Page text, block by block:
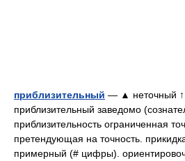
приблизительный — ▲ неточный ↑
приблизительный заведомо
приблизительность ограниченная
претендующая на точность.
примерный (# цифры).